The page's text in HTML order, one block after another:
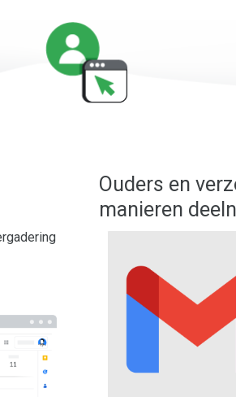
Ouders en
manieren